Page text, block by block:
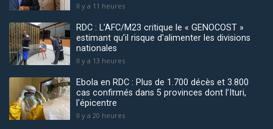
Il y a 11 heures
RDC : L’AFC/M23 critique le « GENOCOST »
estimant qu’il risque d'alimenter les divisions
nationales
Il y a 13 heures
Ebola en RDC : Plus de 1.700 décès et 3.800
cas confirmés dans 5 provinces dont l’Ituri,
l'épicentre
Il y a 20 heures